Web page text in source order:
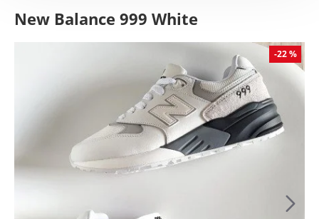
New Balance 999 White
-22 %